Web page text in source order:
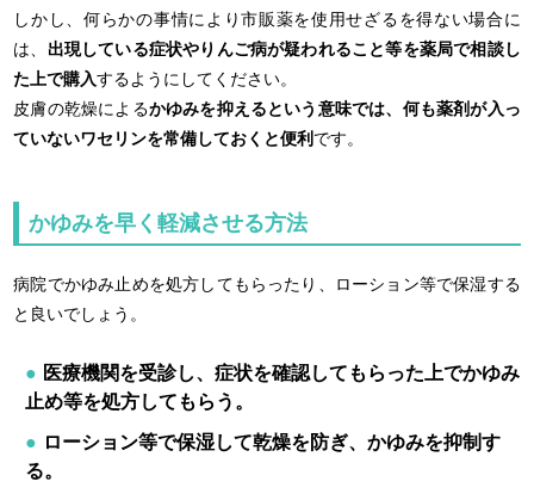
しかし、何らかの事情により市販薬を使用せざるを得ない場合に
は、 出現している症状やりんご病が疑われること等を薬局で相談し
た上で購入するようにしてください。
皮膚の乾燥によるかゆみを抑えるという意味では、何も薬剤が入っ
ていないワセリンを常備しておくと便利 です。
かゆみを早く軽減させる方法
病院でかゆみ止めを処方してもらったり、ローション等で保湿する
と良いでしょう。
医療機関を受診し、症状を確認してもらった上でかゆみ
止め等を処方してもらう。
ローション等で保湿して乾燥を防ぎ、かゆみを抑制す
る。